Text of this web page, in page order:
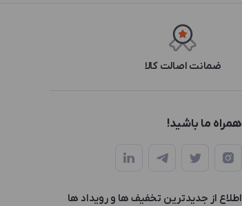
ضمانت اصالت کالا
همراه ما باشید!
اطلاع از جدیدترین تخفیف ها و رویداد ها